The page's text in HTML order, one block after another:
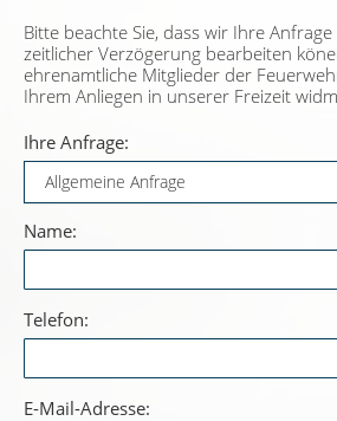
Bitte beachte Sie, dass wir Ihre
zeitlicher Verzögerung bearbeiten
ehrenamtliche Mitglieder der
Ihrem Anliegen in unserer Freizeit
Ihre Anfrage:
Allgemeine Anfrage
Name:
Telefon:
E-Mail-Adresse: